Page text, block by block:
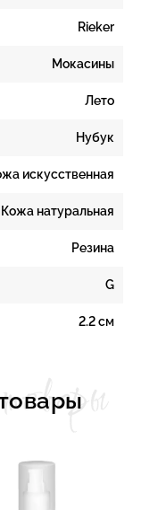
Rieker
Мокасины
Лето
Нубук
искусственная
Кожа натуральная
Резина
G
2.2 см